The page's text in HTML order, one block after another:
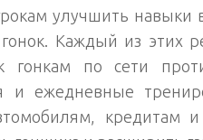
улучшить
Каждый из этих
гонкам по сети
и ежедневные
кредитам